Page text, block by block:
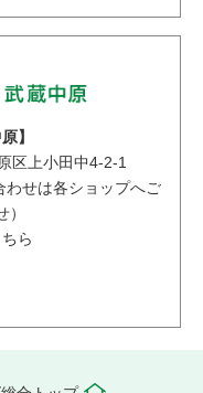
】
区上小田中4-2-1
せは各ショップへご
ら